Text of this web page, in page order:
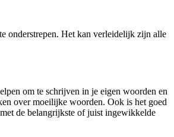
onderstrepen. Het kan verleidelijk zijn alle
om te schrijven in je eigen woorden en
over moeilijke woorden. Ook is het goed
de belangrijkste of juist ingewikkelde